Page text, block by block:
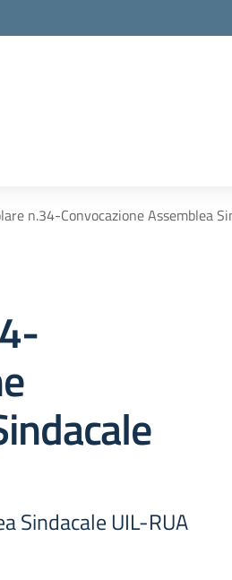
n.34-Convocazione Assemblea
Sindacale UIL-RUA